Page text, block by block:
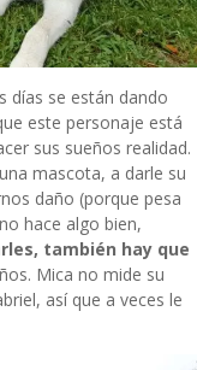
días se están dando
este personaje está
sus sueños realidad.
mascota, a darle su
daño (porque pesa
hace algo bien,
también hay que
Mica no mide su
así que a veces le